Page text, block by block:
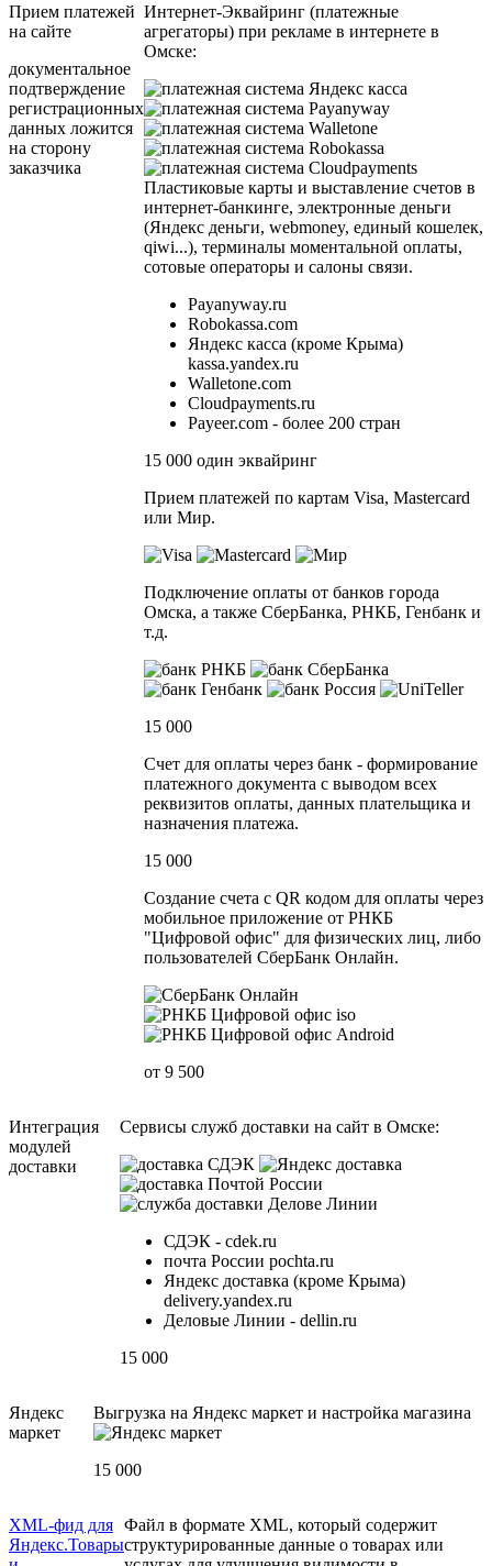
Прием платежей
на сайте
документальное
подтверждение
регистрационных
данных ложится
на сторону
заказчика
Интернет-Эквайринг (платежные
агрегаторы) при рекламе в интернете в
Омске:
Пластиковые карты и выставление счетов в
интернет-банкинге, электронные деньги
(Яндекс деньги, webmoney, единый кошелек,
qiwi...), терминалы моментальной оплаты,
сотовые операторы и салоны связи.
Payanyway.ru
Robokassa.com
Яндекс касса (кроме Крыма)
kassa.yandex.ru
Walletone.com
Cloudpayments.ru
Payeer.com - более 200 стран
15 000 один эквайринг
Прием платежей по картам Visa, Mastercard
или Мир.
Подключение оплаты от банков города
Омска, а также СберБанка, РНКБ, Генбанк и
т.д.
15 000
Счет для оплаты через банк - формирование
платежного документа с выводом всех
реквизитов оплаты, данных плательщика и
назначения платежа.
15 000
Создание счета с QR кодом для оплаты через
мобильное приложение от РНКБ
"Цифровой офис" для физических лиц, либо
пользователей СберБанк Онлайн.
от 9 500
Интеграция
модулей
доставки
Сервисы служб доставки на сайт в Омске:
СДЭК - cdek.ru
почта России pochta.ru
Яндекс доставка (кроме Крыма)
delivery.yandex.ru
Деловые Линии - dellin.ru
15 000
Яндекс
маркет
Выгрузка на Яндекс маркет и настройка магазина
15 000
XML-фид для
Яндекс.Товары
Файл в формате XML, который содержит
структурированные данные о товарах или